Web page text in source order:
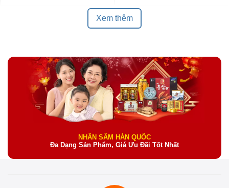
Xem thêm
NHÂN SÂM HÀN QUỐC
Đa Dạng Sản Phẩm, Giá Ưu Đãi Tốt Nhất